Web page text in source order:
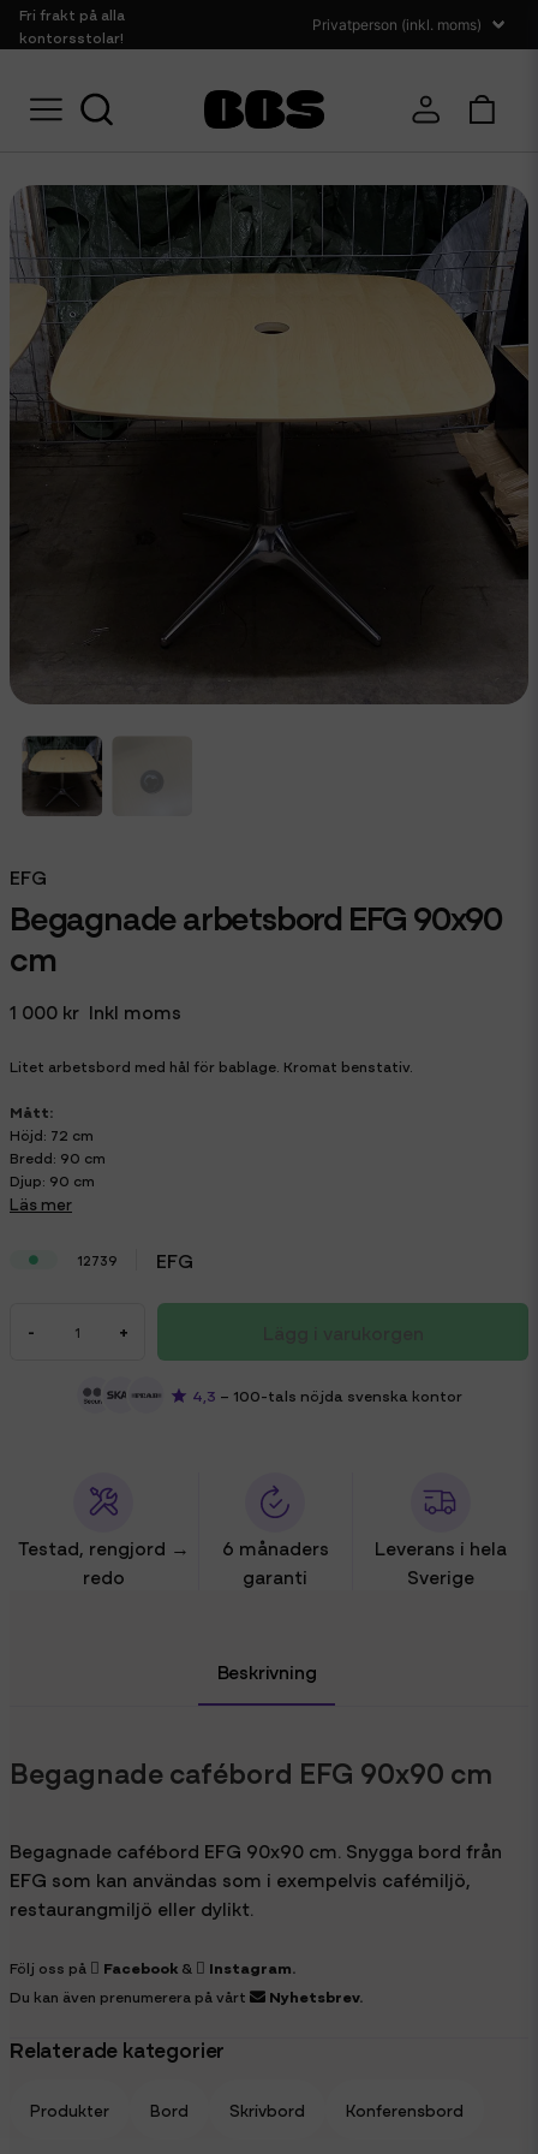
Fri frakt på alla
kontorsstolar!
Hem Bord Begagnade arbetsbord EFG 90x90 cm
EFG
Begagnade arbetsbord EFG 90x90
cm
1 000 kr Inkl moms
Litet arbetsbord med hål för bablage. Kromat benstativ.
Mått:
Höjd: 72 cm
Bredd: 90 cm
Djup: 90 cm
Läs mer
12739 EFG
- +
4,3 – 100-tals nöjda svenska kontor
Testad, rengjord →
redo
6 månaders
garanti
Leverans i hela
Sverige
Beskrivning
Begagnade cafébord EFG 90x90 cm
Begagnade cafébord EFG 90x90 cm. Snygga bord från
EFG som kan användas som i exempelvis cafémiljö,
restaurangmiljö eller dylikt.
Följ oss på Facebook & Instagram.
Du kan även prenumerera på vårt
Nyhetsbrev.
Relaterade kategorier
Produkter Bord Skrivbord Konferensbord